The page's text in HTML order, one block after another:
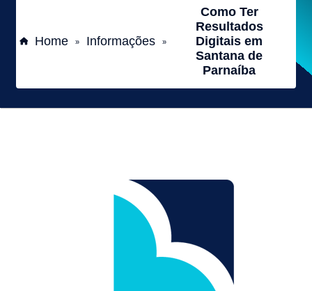
Home » Informações »
Como Ter
Resultados
Digitais em
Santana de
Parnaíba